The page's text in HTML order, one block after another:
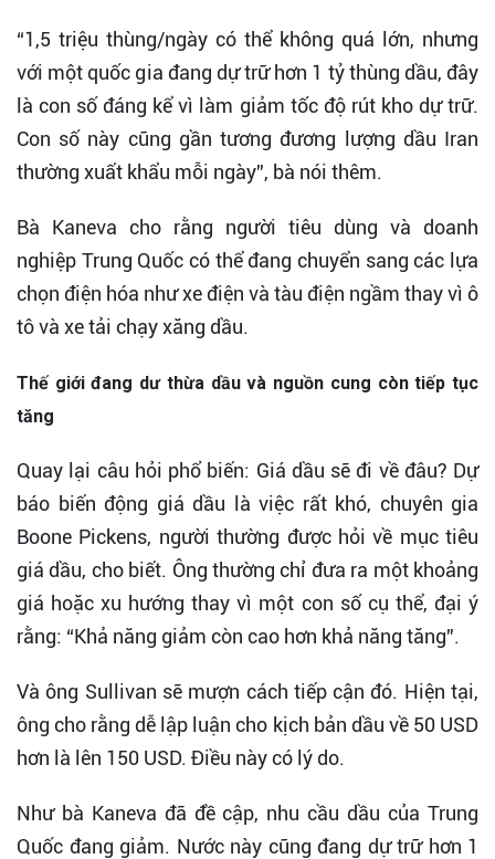
“1,5 triệu thùng/ngày có thể không quá lớn, nhưng
với một quốc gia đang dự trữ hơn 1 tỷ thùng dầu, đây
là con số đáng kể vì làm giảm tốc độ rút kho dự trữ.
Con số này cũng gần tương đương lượng dầu Iran
thường xuất khẩu mỗi ngày”, bà nói thêm.
Bà Kaneva cho rằng người tiêu dùng và doanh
nghiệp Trung Quốc có thể đang chuyển sang các lựa
chọn điện hóa như xe điện và tàu điện ngầm thay vì ô
tô và xe tải chạy xăng dầu.
Thế giới đang dư thừa dầu và nguồn cung còn tiếp tục
tăng
Quay lại câu hỏi phổ biến: Giá dầu sẽ đi về đâu? Dự
báo biến động giá dầu là việc rất khó, chuyên gia
Boone Pickens, người thường được hỏi về mục tiêu
giá dầu, cho biết. Ông thường chỉ đưa ra một khoảng
giá hoặc xu hướng thay vì một con số cụ thể, đại ý
rằng: “Khả năng giảm còn cao hơn khả năng tăng”.
Và ông Sullivan sẽ mượn cách tiếp cận đó. Hiện tại,
ông cho rằng dễ lập luận cho kịch bản dầu về 50 USD
hơn là lên 150 USD. Điều này có lý do.
Như bà Kaneva đã đề cập, nhu cầu dầu của Trung
Quốc đang giảm. Nước này cũng đang dự trữ hơn 1